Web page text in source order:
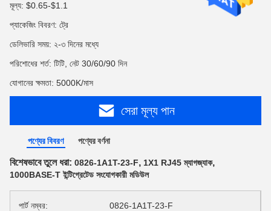
মূল্য: $0.65-$1.1
প্যাকেজিং বিবরণ: ট্রে
ডেলিভারি সময়: ২-৩ দিনের মধ্যে
পরিশোধের শর্ত: টিটি, নেট 30/60/90 দিন
যোগানের ক্ষমতা: 5000K/মাস
সেরা মূল্য পান
পণ্যের বিবরণ পণ্যের বর্ণনা
বিশেষভাবে তুলে ধরা: 0826-1A1T-23-F, 1X1 RJ45 ম্যাগজ্যাক,
1000BASE-T ইন্টিগ্রেটেড সংযোগকারী মডিউল
পার্ট নম্বর: 0826-1A1T-23-F